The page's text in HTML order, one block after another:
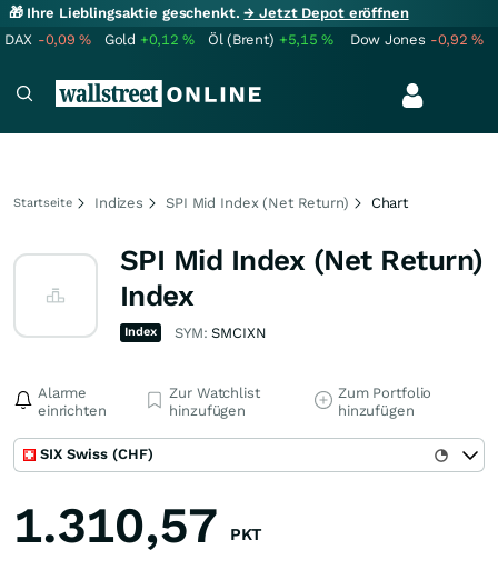
🎁 Ihre Lieblingsaktie geschenkt.→ Jetzt Depot eröffnen
DAX -0,09% Gold +0,12% Öl (Brent) +5,15% Dow Jones -0,92%
Startseite Indizes SPI Mid Index (Net Return) Chart
SPI Mid Index (Net Return)
Index
Index SYM:SMCIXN
Alarme
einrichten
Zur Watchlist
hinzufügen
Zum Portfolio
hinzufügen
SIX Swiss (CHF)
1.310,57 PKT